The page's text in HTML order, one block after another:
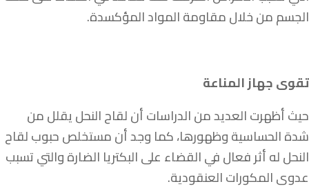
الجسم من خلال مقاومة المواد المؤكسدة.
تقوى جهاز المناعة
حيث أظهرت العديد من الدراسات أن لقاح النحل يقلل من
شدة الحساسية وظهورها، كما وجد أن مستخلص حبوب لقاح
النحل له أثر فعال في القضاء على البكتريا الضارة والتي تسبب
عدوى المكورات العنقودية.